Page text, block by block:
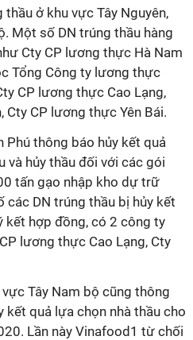
ở khu vực Tây Nguyên,
Một số DN trúng thầu hàng
Cty CP lương thực Hà Nam
Tổng Công ty lương thực
CP lương thực Cao Lạng,
Cty CP lương thực Yên Bái.
Phú thông báo hủy kết quả
và hủy thầu đối với các gói
tấn gạo nhập kho dự trữ
các DN trúng thầu bị hủy kết
kết hợp đồng, có 2 công ty
lương thực Cao Lạng, Cty
Tây Nam bộ cũng thông
kết quả lựa chọn nhà thầu cho
Lần này Vinafood1 từ chối